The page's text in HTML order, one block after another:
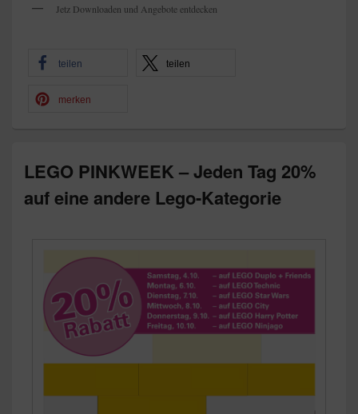
Jetz Downloaden und Angebote entdecken
teilen teilen
merken
LEGO PINKWEEK – Jeden Tag 20%
auf eine andere Lego-Kategorie